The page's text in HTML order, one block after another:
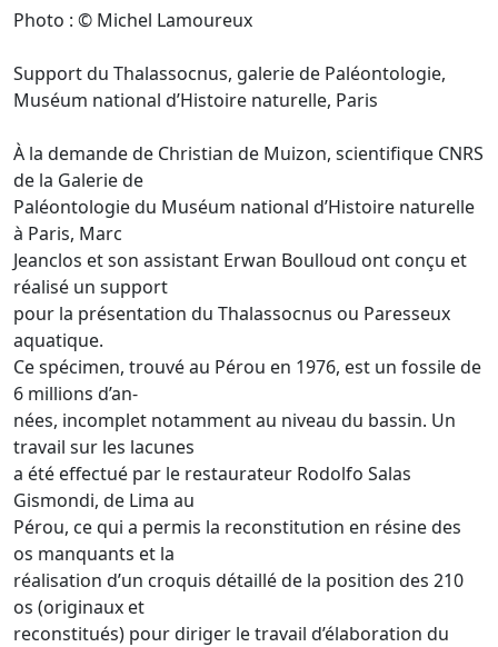
Photo : © Michel Lamoureux
Support du Thalassocnus, galerie de Paléontologie,
Muséum national d’Histoire naturelle, Paris
À la demande de Christian de Muizon, scientifique CNRS
de la Galerie de
Paléontologie du Muséum national d’Histoire naturelle
à Paris, Marc
Jeanclos et son assistant Erwan Boulloud ont conçu et
réalisé un support
pour la présentation du Thalassocnus ou Paresseux
aquatique.
Ce spécimen, trouvé au Pérou en 1976, est un fossile de
6 millions d’an-
nées, incomplet notamment au niveau du bassin. Un
travail sur les lacunes
a été effectué par le restaurateur Rodolfo Salas
Gismondi, de Lima au
Pérou, ce qui a permis la reconstitution en résine des
os manquants et la
réalisation d’un croquis détaillé de la position des 210
os (originaux et
reconstitués) pour diriger le travail d’élaboration du